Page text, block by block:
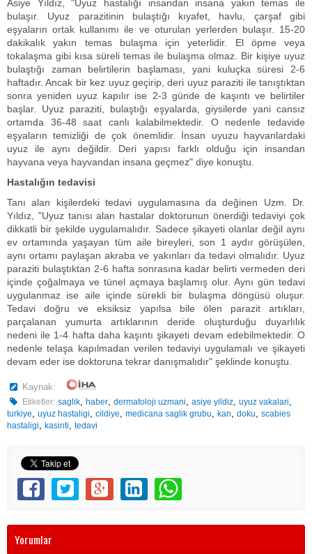
Asiye Yıldız, "Uyuz hastalığı insandan insana yakın temas ile
bulaşır. Uyuz parazitinin bulaştığı kıyafet, havlu, çarşaf gibi
eşyaların ortak kullanımı ile ve oturulan yerlerden bulaşır. 15-20
dakikalık yakın temas bulaşma için yeterlidir. El öpme veya
tokalaşma gibi kısa süreli temas ile bulaşma olmaz. Bir kişiye uyuz
bulaştığı zaman belirtilerin başlaması, yani kuluçka süresi 2-6
haftadır. Ancak bir kez uyuz geçirip, deri uyuz paraziti ile tanıştıktan
sonra yeniden uyuz kapılır ise 2-3 günde de kaşıntı ve belirtiler
başlar. Uyuz paraziti, bulaştığı eşyalarda, giysilerde yani cansız
ortamda 36-48 saat canlı kalabilmektedir. O nedenle tedavide
eşyaların temizliği de çok önemlidir. İnsan uyuzu hayvanlardaki
uyuz ile aynı değildir. Deri yapısı farklı olduğu için insandan
hayvana veya hayvandan insana geçmez" diye konuştu.
Hastalığın tedavisi
Tanı alan kişilerdeki tedavi uygulamasına da değinen Uzm. Dr.
Yıldız, "Uyuz tanısı alan hastalar doktorunun önerdiği tedaviyi çok
dikkatli bir şekilde uygulamalıdır. Sadece şikayeti olanlar değil aynı
ev ortamında yaşayan tüm aile bireyleri, son 1 aydır görüşülen,
aynı ortamı paylaşan akraba ve yakınları da tedavi olmalıdır. Uyuz
paraziti bulaştıktan 2-6 hafta sonrasına kadar belirti vermeden deri
içinde çoğalmaya ve tünel açmaya başlamış olur. Aynı gün tedavi
uygulanmaz ise aile içinde sürekli bir bulaşma döngüsü oluşur.
Tedavi doğru ve eksiksiz yapılsa bile ölen parazit artıkları,
parçalanan yumurta artıklarının deride oluşturduğu duyarlılık
nedeni ile 1-4 hafta daha kaşıntı şikayeti devam edebilmektedir. O
nedenle telaşa kapılmadan verilen tedaviyi uygulamalı ve şikayeti
devam eder ise doktoruna tekrar danışmalıdır" şeklinde konuştu.
Kaynak:
Etiketler: saglik,haber,dermatoloji uzmani,asiye yildiz,uyuz vakalari,
turkiye, uyuz hastaligi, cildiye, medicana saglik grubu, kan, doku, scabies
hastaligi, kasinti, tedavi
Yorumlar